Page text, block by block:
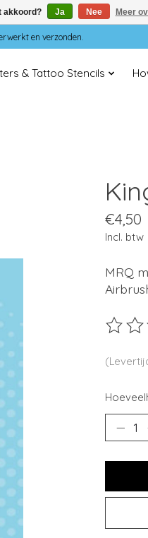
en verzonden.
& Tattoo Stencils
€4,50
Incl. btw
MRQ
De
akkoord? Ja Nee Meer